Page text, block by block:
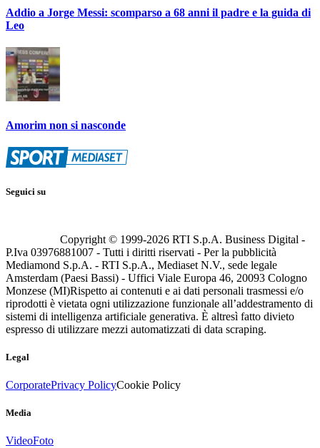
Addio a Jorge Messi: scomparso a 68 anni il padre e la guida di
Leo
Amorim non si nasconde
Seguici su
Copyright © 1999-2026 RTI S.p.A. Business Digital -
P.Iva 03976881007 - Tutti i diritti riservati - Per la pubblicità
Mediamond S.p.A. - RTI S.p.A., Mediaset N.V., sede legale
Amsterdam (Paesi Bassi) - Uffici Viale Europa 46, 20093 Cologno
Monzese (MI)Rispetto ai contenuti e ai dati personali trasmessi e/o
riprodotti è vietata ogni utilizzazione funzionale all’addestramento di
sistemi di intelligenza artificiale generativa. È altresì fatto divieto
espresso di utilizzare mezzi automatizzati di data scraping.
Legal
CorporatePrivacy PolicyCookie Policy
Media
VideoFoto